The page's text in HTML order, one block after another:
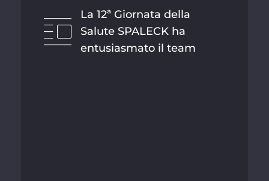
La 12ª Giornata della
Salute SPALECK ha
entusiasmato il team